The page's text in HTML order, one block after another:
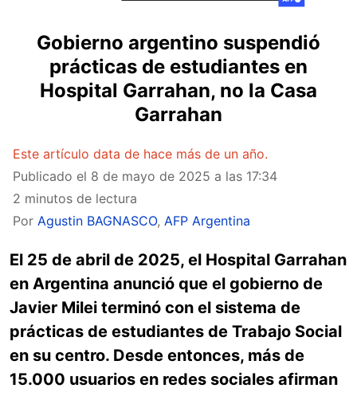
Gobierno argentino suspendió
prácticas de estudiantes en
Hospital Garrahan, no la Casa
Garrahan
Este artículo data de hace más de un año.
Publicado el 8 de mayo de 2025 a las 17:34
2 minutos de lectura
Por Agustin BAGNASCO, AFP Argentina
El 25 de abril de 2025, el Hospital Garrahan
en Argentina anunció que el gobierno de
Javier Milei terminó con el sistema de
prácticas de estudiantes de Trabajo Social
en su centro. Desde entonces, más de
15.000 usuarios en redes sociales afirman